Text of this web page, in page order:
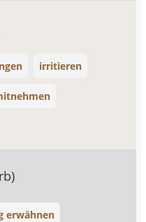
irritieren
erwähnen